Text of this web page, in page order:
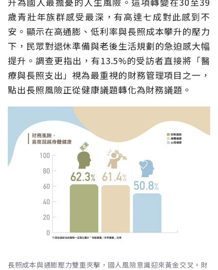
歲青壯年族群感受最深，有高達七成對此感到不
安。顯示在高通膨、低利率與長照成本攀升的壓力
下，民眾對退休準備與老後生活規劃的急迫感大幅
提升。調查更指出，有13.5%的受訪者直接將「醫
療與長照支出」視為最重視的財務管理項目之一，
點出長照風險正從健康議題轉化為財務議題。
長照成本與通膨壓力雙重夾擊，國人風險意識迎來黃金交叉。財